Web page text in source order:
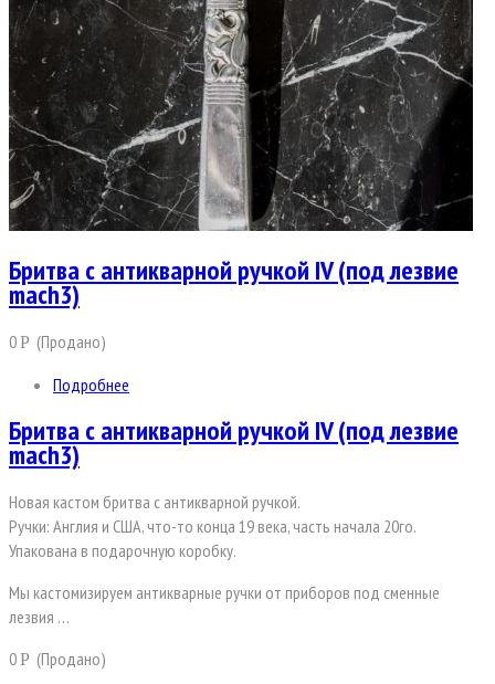
Бритва с антикварной ручкой IV (под лезвие
mach3)
0Р (Продано)
Подробнее
Бритва с антикварной ручкой IV (под лезвие
mach3)
Новая кастом бритва с антикварной ручкой.
Ручки: Англия и США, что-то конца 19 века, часть начала 20го.
Упакована в подарочную коробку.
Мы кастомизируем антикварные ручки от приборов под сменные
лезвия …
0Р (Продано)